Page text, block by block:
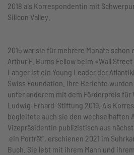
2018 als Korrespondentin mit
Silicon Valley.
2015 war sie für mehrere Monate
Arthur F. Burns Fellow beim «Wall
Langer ist ein Young Leader der
Swiss Foundation. Ihre Berichte
unter anderem mit dem Förderpreis
Ludwig-Erhard-Stiftung 2019. Als
begleitete auch sie den wechselhaften
Vizepräsidentin publizistisch aus
ein Porträt", erschienen 2021 im
Buch. Sie lebt mit ihrem Mann und